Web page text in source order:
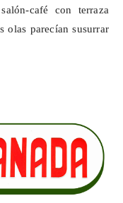
café con terraza
olas parecían susurrar